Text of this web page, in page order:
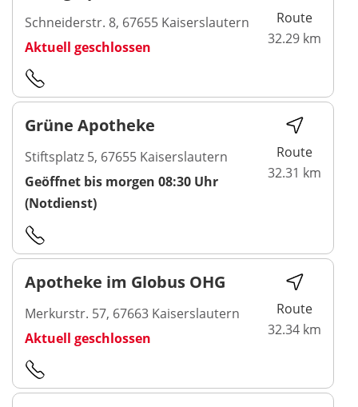
Schneiderstr. 8, 67655 Kaiserslautern
Aktuell geschlossen
Route
32.29 km
Grüne Apotheke
Stiftsplatz 5, 67655 Kaiserslautern
Geöffnet bis morgen 08:30 Uhr
(Notdienst)
Route
32.31 km
Apotheke im Globus OHG
Merkurstr. 57, 67663 Kaiserslautern
Aktuell geschlossen
Route
32.34 km